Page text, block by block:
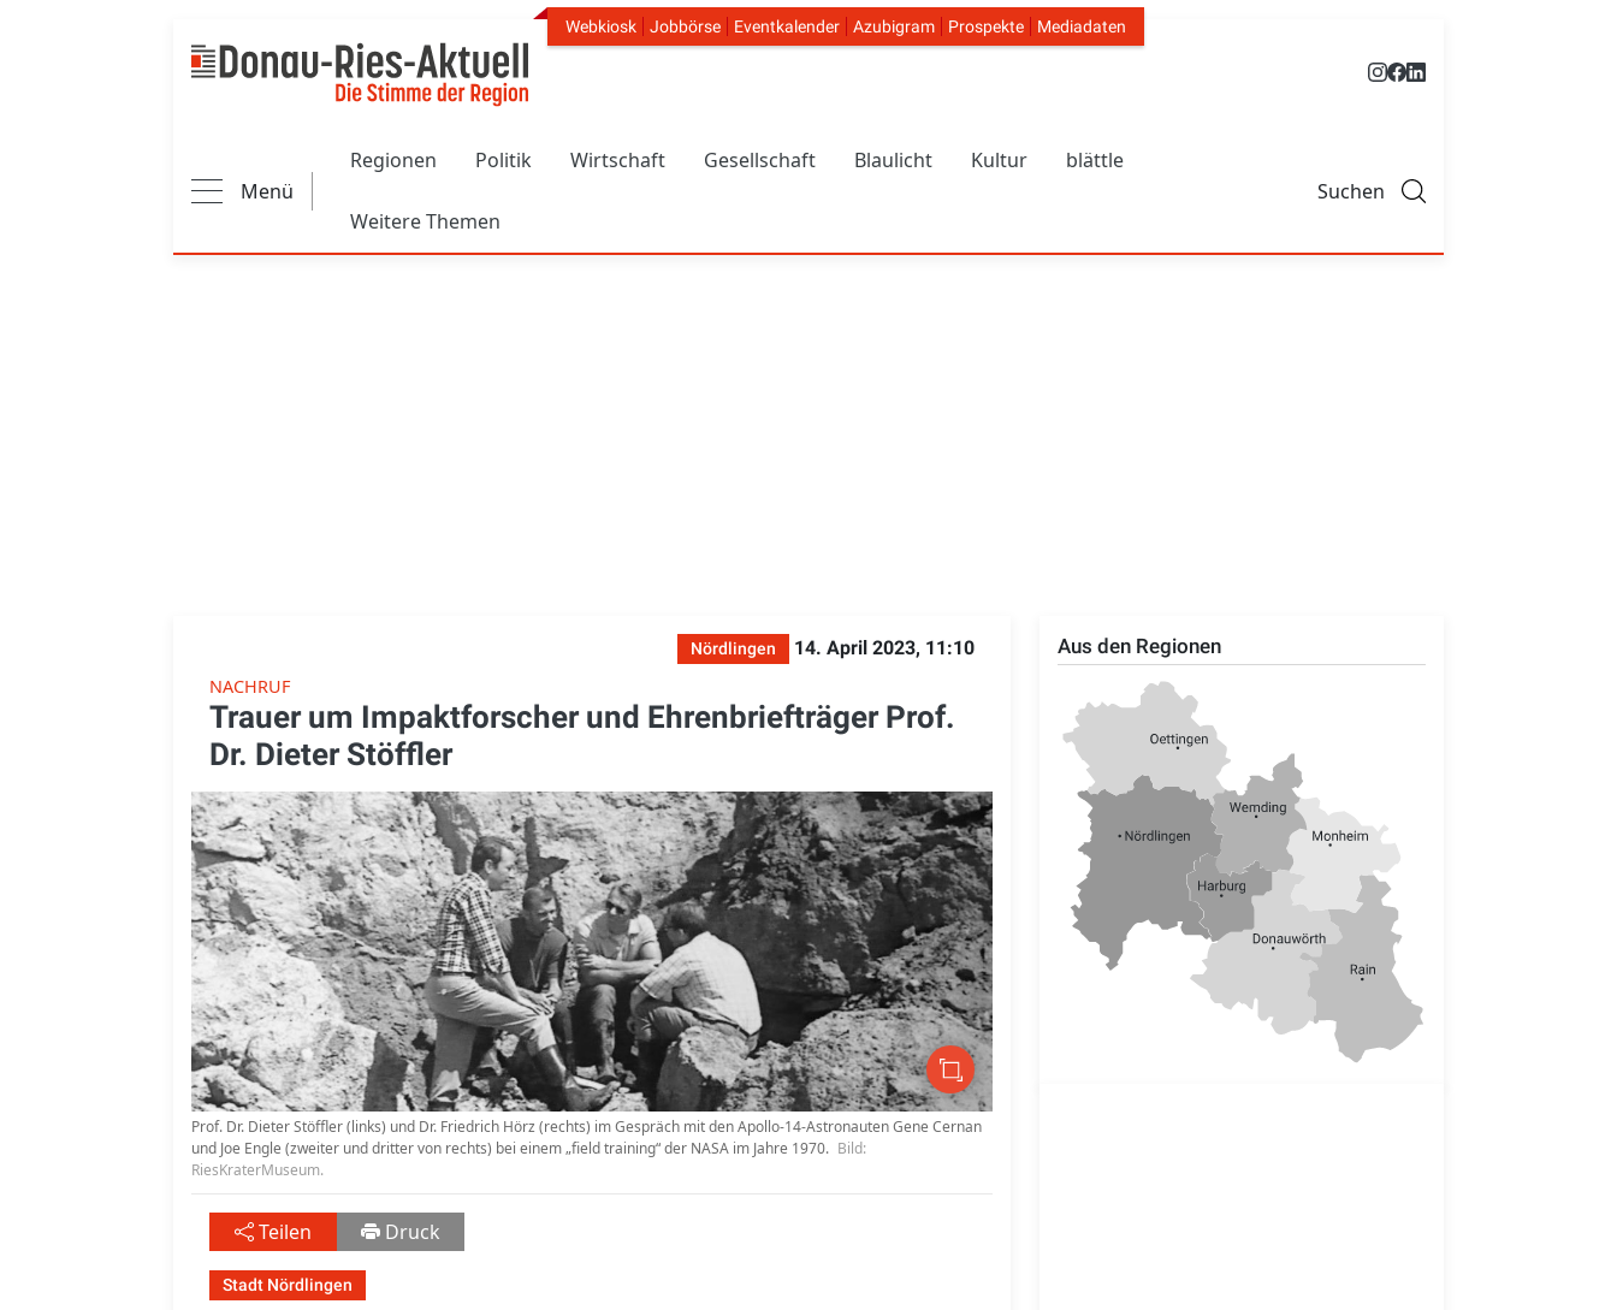
Header Navigation
Webkiosk Jobbörse Eventkalender Azubigram Prospekte Mediadaten
Menü
Regionen Politik Wirtschaft Gesellschaft Blaulicht Kultur blättle
Weitere Themen
Suchen
Nördlingen
14. April 2023, 11:10
NACHRUF
Trauer um Impaktforscher und Ehrenbriefträger Prof.
Dr. Dieter Stöffler
Prof. Dr. Dieter Stöffler (links) und Dr. Friedrich Hörz (rechts) im Gespräch mit den Apollo-14-Astronauten Gene Cernan
und Joe Engle (zweiter und dritter von rechts) bei einem „field training“ der NASA im Jahre 1970. Bild:
RiesKraterMuseum.
Teilen Druck
Stadt Nördlingen
Aus den Regionen